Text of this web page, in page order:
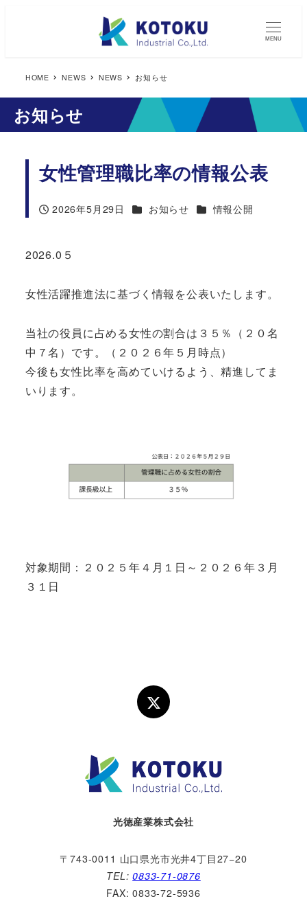
MENU
HOME NEWS NEWS お知らせ
お知らせ
女性管理職比率の情報公表
投稿日
2026年5月29日 カテゴリー
お知らせ カテゴリー
情報公開
2026.0５
女性活躍推進法に基づく情報を公表いたします。
当社の役員に占める女性の割合は３５％（２０名
中７名）です。（２０２６年５月時点）
今後も女性比率を高めていけるよう、精進してま
いります。
対象期間：２０２５年４月１日～２０２６年３月
３１日
光徳産業株式会社
〒743-0011 山口県光市光井4丁目27−20
TEL:0833-71-0876
FAX: 0833-72-5936